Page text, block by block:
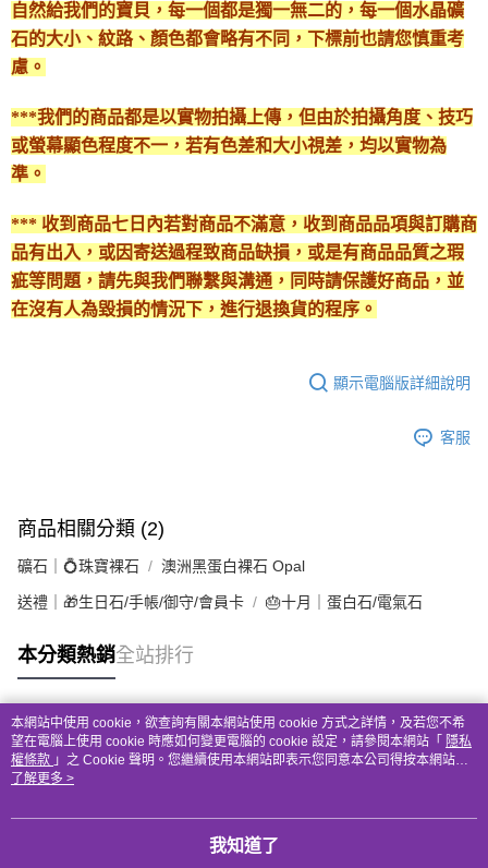
自然給我們的寶貝，每一個都是獨一無二的，每一個水晶礦
石的大小、紋路、顏色都會略有不同，下標前也請您慎重考
慮。
***我們的商品都是以實物拍攝上傳，但由於拍攝角度、技巧
或螢幕顯色程度不一，若有色差和大小視差，均以實物為
準。
*** 收到商品七日內若對商品不滿意，收到商品品項與訂購商
品有出入，或因寄送過程致商品缺損，或是有商品品質之瑕
疵等問題，請先與我們聯繫與溝通，同時請保護好商品，並
在沒有人為毀損的情況下，進行退換貨的程序。
顯示電腦版詳細說明
客服
商品相關分類 (2)
礦石｜💍珠寶裸石 澳洲黑蛋白裸石 Opal
送禮｜🎁生日石/手帳/御守/會員卡 🎂十月｜蛋白石/電氣石
本分類熱銷全站排行
熱門標籤
本網站中使用 cookie，欲查詢有關本網站使用 cookie 方式之詳情，及若您不希
望在電腦上使用 cookie 時應如何變更電腦的 cookie 設定，請參閱本網站「 隱私
權條款 」之 Cookie 聲明。您繼續使用本網站即表示您同意本公司得按本網站使
用條款之 Cookie 聲明使用 cookie。
了解更多 >
我知道了